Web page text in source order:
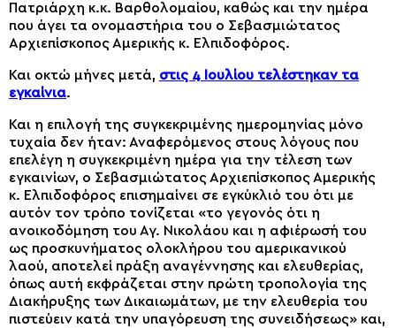
Πατριάρχη κ.κ. Βαρθολομαίου, καθώς και την ημέρα
που άγει τα ονομαστήρια του ο Σεβασμιώτατος
Αρχιεπίσκοπος Αμερικής κ. Ελπιδοφόρος.
Και οκτώ μήνες μετά, στις 4 Ιουλίου τελέστηκαν τα
εγκαίνια.
Και η επιλογή της συγκεκριμένης ημερομηνίας μόνο
τυχαία δεν ήταν: Αναφερόμενος στους λόγους που
επελέγη η συγκεκριμένη ημέρα για την τέλεση των
εγκαινίων, ο Σεβασμιώτατος Αρχιεπίσκοπος Αμερικής
κ. Ελπιδοφόρος επισημαίνει σε εγκύκλιό του ότι με
αυτόν τον τρόπο τονίζεται «το γεγονός ότι η
ανοικοδόμηση του Αγ. Νικολάου και η αφιέρωσή του
ως προσκυνήματος ολοκλήρου του αμερικανικού
λαού, αποτελεί πράξη αναγέννησης και ελευθερίας,
όπως αυτή εκφράζεται στην πρώτη τροπολογία της
Διακήρυξης των Δικαιωμάτων, με την ελευθερία του
πιστεύειν κατά την υπαγόρευση της συνειδήσεως» και,